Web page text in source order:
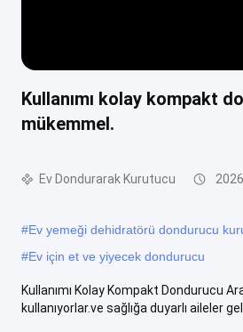
Kullanımı kolay kompakt
mükemmel.
Ev Dondurarak Kurutucu
#Ev yemeği dehidratörü dondurucu
#Ev için et ve yiyecek dondurucu
Kullanımı Kolay Kompakt Dondurucu
kullanıyorlar.ve sağlığa duyarlı aileler